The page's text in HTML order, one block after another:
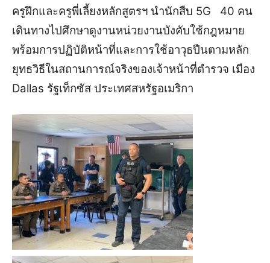
ครูฝึกและครูพี่เลี้ยงหลักสูตรฯ นำนักสืบ 5G 40 คน
เดินทางไปศึกษาดูงานหน่วยงานบังคับใช้กฎหมาย
พร้อมการปฏิบัติหน้าที่และการใช้อาวุธปืนตามหลัก
ยุทธวิธีในสถานการณ์จริงของเจ้าหน้าที่ตำรวจ เมือง
Dallas รัฐเท็กซัส ประเทศสหรัฐอเมริกา